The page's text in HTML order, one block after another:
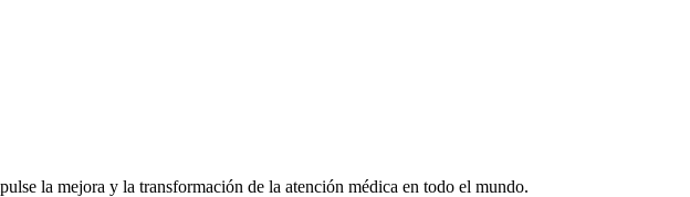
la mejora y la transformación de la atención médica en todo el mundo.